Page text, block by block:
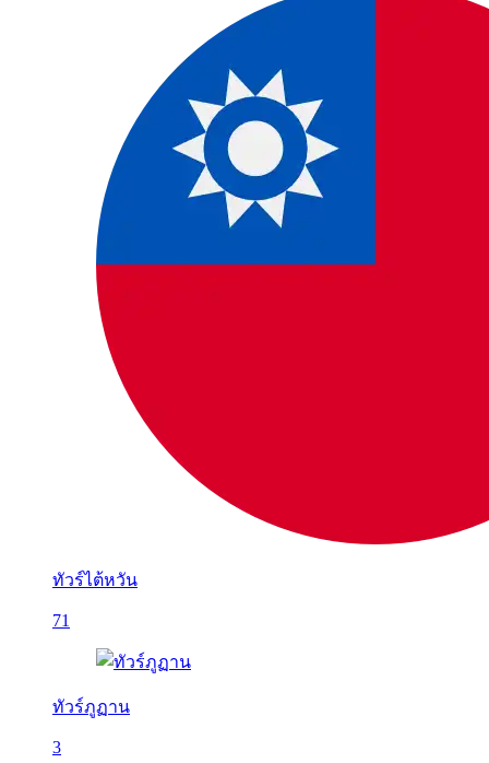
ทัวร์ไต้หวัน
71
ทัวร์ภูฏาน
3